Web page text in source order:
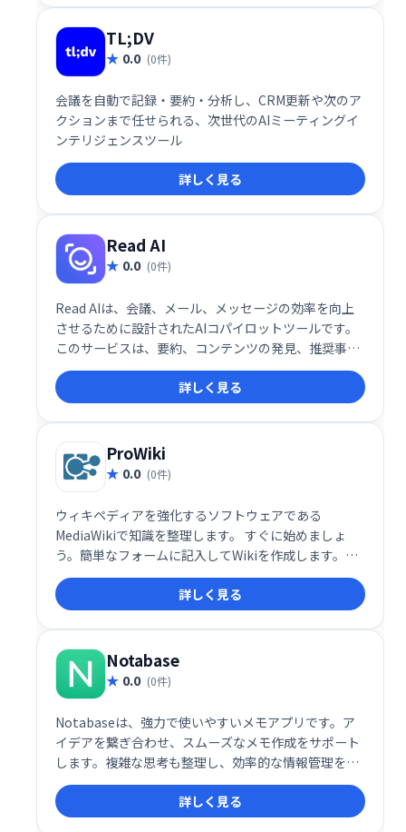
TL;DV
0.0 (0件)
会議を自動で記録・要約・分析し、CRM更新や次のア
クションまで任せられる、次世代のAIミーティングイ
ンテリジェンスツール
詳しく見る
Read AI
0.0 (0件)
Read AIは、会議、メール、メッセージの効率を向上
させるために設計されたAIコパイロットツールです。
このサービスは、要約、コンテンツの発見、推奨事項
を提供し、個人およびチームの生産性を飛躍的に向上
させます。特にフォーチュン500企業の75%が導入し
ており、平均20%の生産性向上を実現しています。
詳しく見る
ProWiki
0.0 (0件)
ウィキペディアを強化するソフトウェアである
MediaWikiで知識を整理します。 すぐに始めましょ
う。簡単なフォームに記入してWikiを作成します。同
僚を招待して参加するか、すぐに編集を開始してくだ
さい。Wikiはプロトタイピングに最適です。
詳しく見る
Notabase
0.0 (0件)
Notabaseは、強力で使いやすいメモアプリです。ア
イデアを繋ぎ合わせ、スムーズなメモ作成をサポート
します。複雑な思考も整理し、効率的な情報管理を実
現します。シンプルで直感的なインターフェースで、
誰でも簡単に利用できます。あなたのアイデアを形に
する、最高のメモアプリを体験してください。
詳しく見る